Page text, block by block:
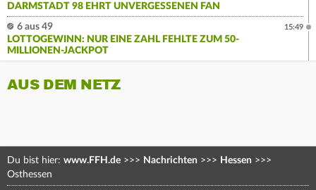
DARMSTADT 98 EHRT UNVERGESSENEN FAN
6 aus 49
LOTTOGEWINN: NUR EINE ZAHL FEHLTE ZUM 50-
MILLIONEN-JACKPOT
15:49
AUS DEM NETZ
Du bist hier: www.FFH.de >>> Nachrichten >>> Hessen >>>
Osthessen